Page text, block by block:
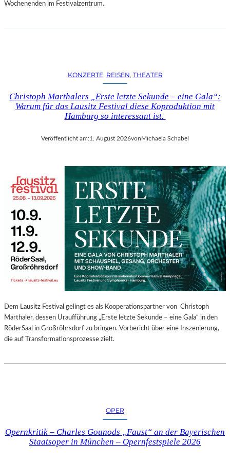
W
S
C
H
N
N
S
T
Ü
H
L
E
N
“
–
A
U
S
S
T
R
I
Wochenenden im Festivalzentrum.
KONZERTE, REISEN THEATER
Christoph Marthalers „Erste letzte Sekunde – eine Gala“:
Warum für das Lausitz Festival diese Koproduktion mit
Hamburg so interessant ist.
Veröffentlicht am:1. August 2026vonMichaela Schabel
Dem Lausitz Festival gelingt es als Kooperationspartner von Christoph
Marthaler, dessen Uraufführung „Erste letzte Sekunde – eine Gala“ in den
RöderSaal in Großröhrsdorf zu bringen. Vorbericht über eine Inszenierung,
die auf Transformationsprozesse zielt.
OPER
Opernkritik – Charles Gounods „Faust“ an der Bayerischen
Staatsoper in München – Opernfestspiele 2026